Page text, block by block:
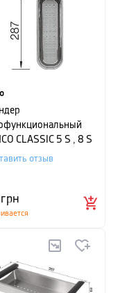
CLASSIC 5 S , 8 S
отзыв